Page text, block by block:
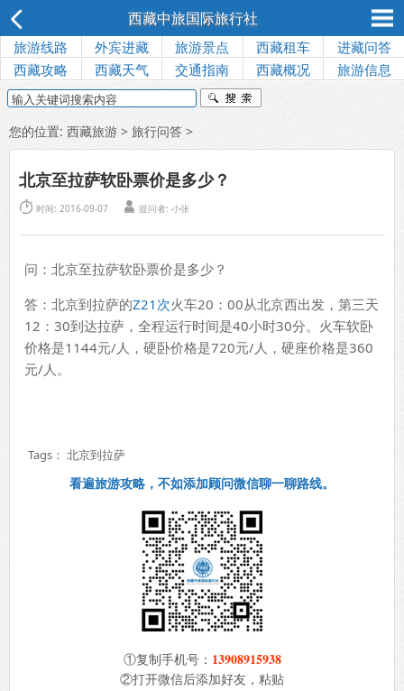
西藏中旅国际旅行社
旅游线路 外宾进藏 旅游景点 西藏租车
进藏问答
西藏攻略
西藏天气 交通指南 西藏概况 旅游信息
您的位置: 西藏旅游 > 旅行问答 >
北京至拉萨软卧票价是多少？
 时间: 2016-09-07  提问者: 小张
问：北京至拉萨软卧票价是多少？
答：北京到拉萨的Z21次火车20：00从北京西出发，第三天
12：30到达拉萨，全程运行时间是40小时30分。火车软卧
价格是1144元/人，硬卧价格是720元/人，硬座价格是360
元/人。
Tags： 北京到拉萨
看遍旅游攻略，不如添加顾问微信聊一聊路线。
①复制手机号： 13908915938
②打开微信后添加好友，粘贴